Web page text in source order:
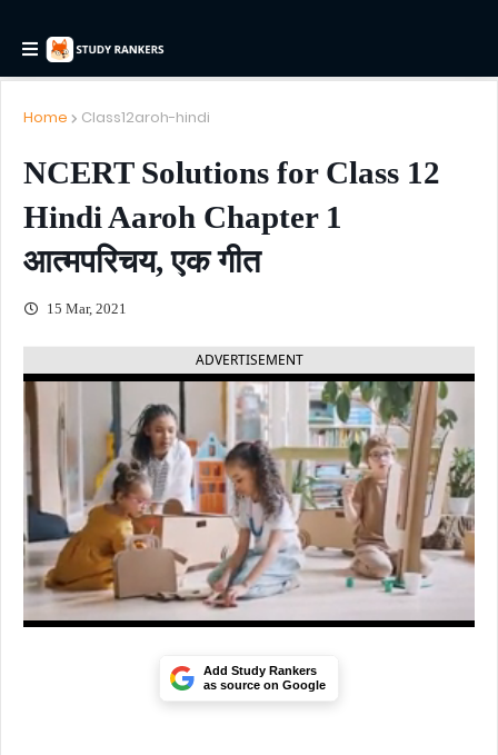
Home Class12aroh-hindi
NCERT Solutions for Class 12
Hindi Aaroh Chapter 1
आत्मपरिचय, एक गीत
15 Mar, 2021
ADVERTISEMENT
Add Study Rankers
as source on Google